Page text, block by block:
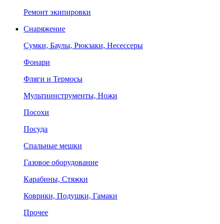
Ремонт экипировки
Снаряжение
Сумки, Баулы, Рюкзаки, Несессеры
Фонари
Фляги и Термосы
Мультиинструменты, Ножи
Посохи
Посуда
Спальные мешки
Газовое оборудование
Карабины, Стяжки
Коврики, Подушки, Гамаки
Прочее